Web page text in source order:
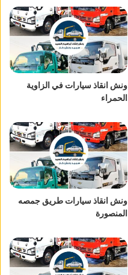
ونش انقاذ سيارات في الزاوية
الحمراء
ونش انقاذ سيارات طريق جمصه
المنصورة